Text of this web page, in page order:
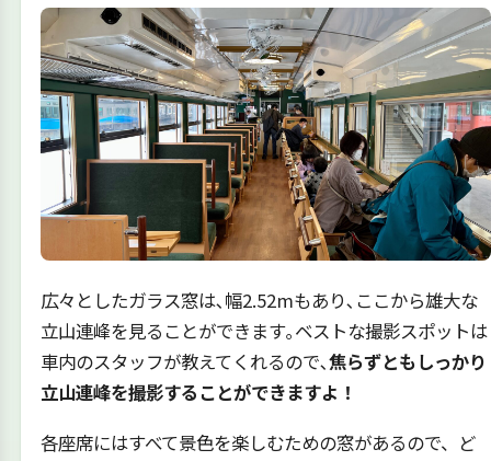
広々としたガラス窓は､幅2.52mもあり､ここから雄大な
立山連峰を見ることができます｡ベストな撮影スポットは
車内のスタッフが教えてくれるので､焦らずともしっかり
立山連峰を撮影することができますよ！
各座席にはすべて景色を楽しむための窓があるので、ど